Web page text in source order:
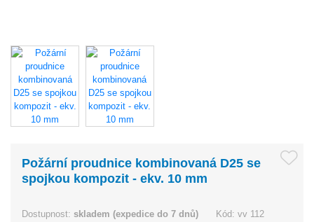
Požární proudnice kombinovaná D25 se
spojkou kompozit - ekv. 10 mm
Dostupnost:skladem (expedice do 7 dnů) Kód: vv 112